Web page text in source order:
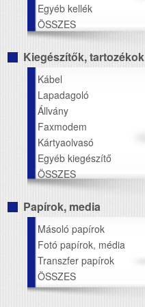
Egyéb kellék
ÖSSZES
Kiegészítők, tartozékok
Kábel
Lapadagoló
Állvány
Faxmodem
Kártyaolvasó
Egyéb kiegészítő
ÖSSZES
Papírok, media
Másoló papírok
Fotó papírok, média
Transzfer papírok
ÖSSZES